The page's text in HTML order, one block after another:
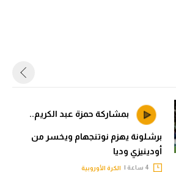
بمشاركة حمزة عبد الكريم..
برشلونة يهزم نوتنجهام ويخسر من
أودينيزي وديا
الكرة الأوروبية